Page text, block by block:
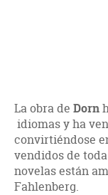
La obra de Dorn
idiomas y ha
convirtiéndose
vendidos de
novelas están
Fahlenberg.